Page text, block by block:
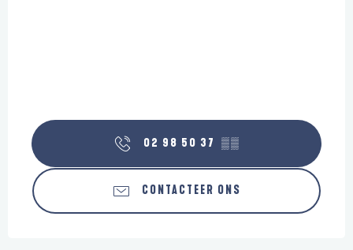
02 98 50 37 ▒▒
CONTACTEER ONS